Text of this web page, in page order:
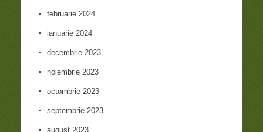
februarie 2024
ianuarie 2024
decembrie 2023
noiembrie 2023
octombrie 2023
septembrie 2023
august 2023